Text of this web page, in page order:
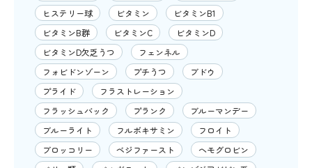
ヒステリー球
ビタミン
ビタミンB1
ビタミンB群
ビタミンC
ビタミンD
ビタミンD欠乏うつ
フェンネル
フォビドンゾーン
プチうつ
ブドウ
プライド
フラストレーション
フラッシュバック
プランク
ブルーマンデー
ブルーライト
フルボキサミン
フロイト
ブロッコリー
ベジファースト
ヘモグロビン